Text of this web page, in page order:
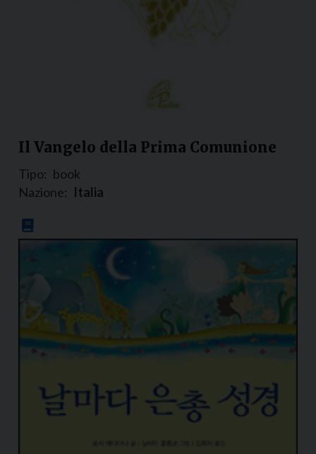
Il Vangelo della Prima Comunione
Tipo: book
Nazione: Italia